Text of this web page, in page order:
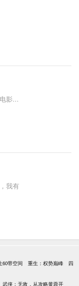
影...
我有
60带空间 重生：权势巅峰
四
武侠：无敌，从攻略黄蓉开